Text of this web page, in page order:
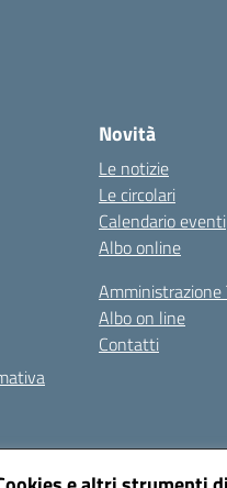
Novità
Le notizie
Le circolari
Calendario eventi
Albo online
Amministrazione
Albo on line
Contatti